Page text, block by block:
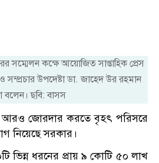
সম্মেলন কক্ষে আয়োজিত সাপ্তাহিক প্রেস
ও সম্প্রচার উপদেষ্টা ডা. জাহেদ উর রহমান
বলেন। ছবি: বাসস
আরও জোরদার করতে বৃহৎ পরিসরে
নিয়েছে সরকার।
ভিন্ন ধরনের প্রায় ৯ কোটি ৫০ লাখ